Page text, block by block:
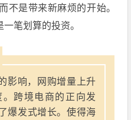
不是带来新麻烦的开始。
笔划算的投资。
影响，网购增量上升
跨境电商的正向发
爆发式增长。使得海